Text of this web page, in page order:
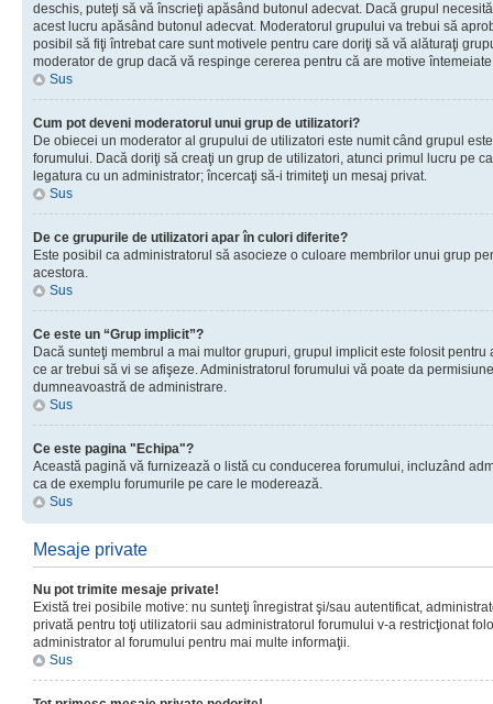
deschis, puteţi să vă înscrieţi apăsând butonul adecvat. Dacă grupul
acest lucru apăsând butonul adecvat. Moderatorul grupului va trebui să
posibil să fiţi întrebat care sunt motivele pentru care doriţi să vă alăturaţi
moderator de grup dacă vă respinge cererea pentru că are motive
Sus
Cum pot deveni moderatorul unui grup de utilizatori?
De obiecei un moderator al grupului de utilizatori este numit când grupul
forumului. Dacă doriţi să creaţi un grup de utilizatori, atunci primul lucru pe
legatura cu un administrator; încercaţi să-i trimiteţi un mesaj privat.
Sus
De ce grupurile de utilizatori apar în culori diferite?
Este posibil ca administratorul să asocieze o culoare membrilor unui grup
acestora.
Sus
Ce este un “Grup implicit”?
Dacă sunteţi membrul a mai multor grupuri, grupul implicit este folosit
ce ar trebui să vi se afişeze. Administratorul forumului vă poate da
dumneavoastră de administrare.
Sus
Ce este pagina "Echipa"?
Această pagină vă furnizează o listă cu conducerea forumului, incluzând
ca de exemplu forumurile pe care le moderează.
Sus
Mesaje private
Nu pot trimite mesaje private!
Există trei posibile motive: nu sunteţi înregistrat şi/sau autentificat,
privată pentru toţi utilizatorii sau administratorul forumului v-a restricţionat
administrator al forumului pentru mai multe informaţii.
Sus